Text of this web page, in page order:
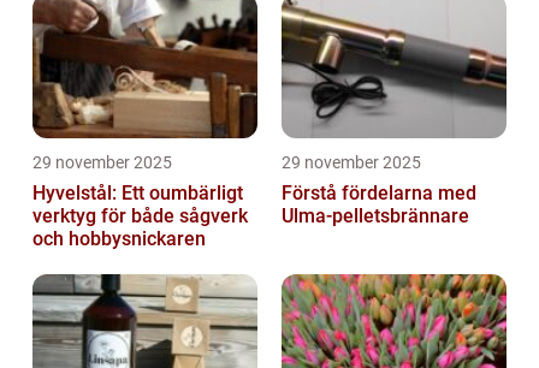
29 november 2025
Hyvelstål: Ett oumbärligt
verktyg för både sågverk
och hobbysnickaren
29 november 2025
Förstå fördelarna med
Ulma-pelletsbrännare